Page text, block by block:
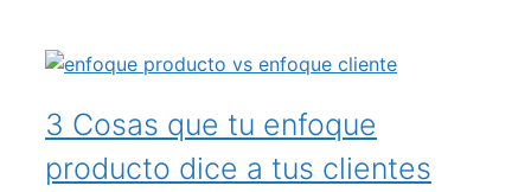
3 Cosas que tu enfoque
producto dice a tus clientes